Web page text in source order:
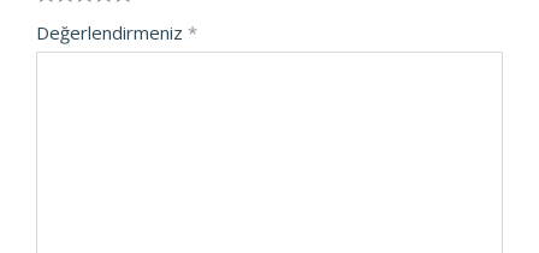
Değerlendirmeniz *